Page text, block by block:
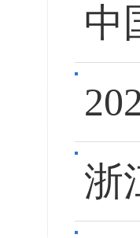
中
浙